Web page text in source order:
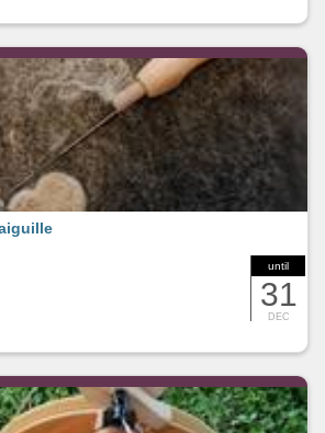
until
31
DEC